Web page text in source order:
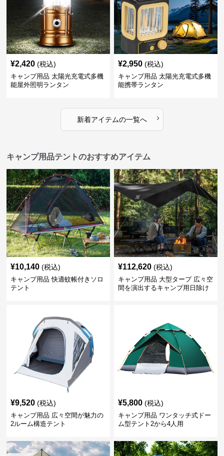
¥2,420 (税込)
キャンプ用品 太陽光充電式多機
能屋外照明ランタン
¥2,950 (税込)
キャンプ用品 太陽光充電式多機
能携帯ランタン
新着アイテムの一覧へ ›
キャンプ用品テントのおすすめアイテム
¥10,140 (税込)
キャンプ用品 快適蚊帳付きソロ
テント
¥112,620 (税込)
キャンプ用品 大型タープ 広々空
間を演出するキャンプ用日除け
¥9,520 (税込)
キャンプ用品 広々空間が魅力の
2ルーム構造テント
¥5,800 (税込)
キャンプ用品 ワンタッチ式ドー
ム型テント2から4人用